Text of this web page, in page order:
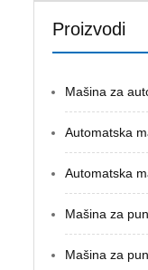
Proizvodi
Mašina za
Automatska
Automatska
Mašina za
Mašina za